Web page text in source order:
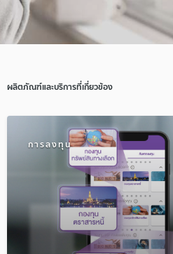
ผลิตภัณฑ์และบริการที่เกี่ยวข้อง
การลงทุน